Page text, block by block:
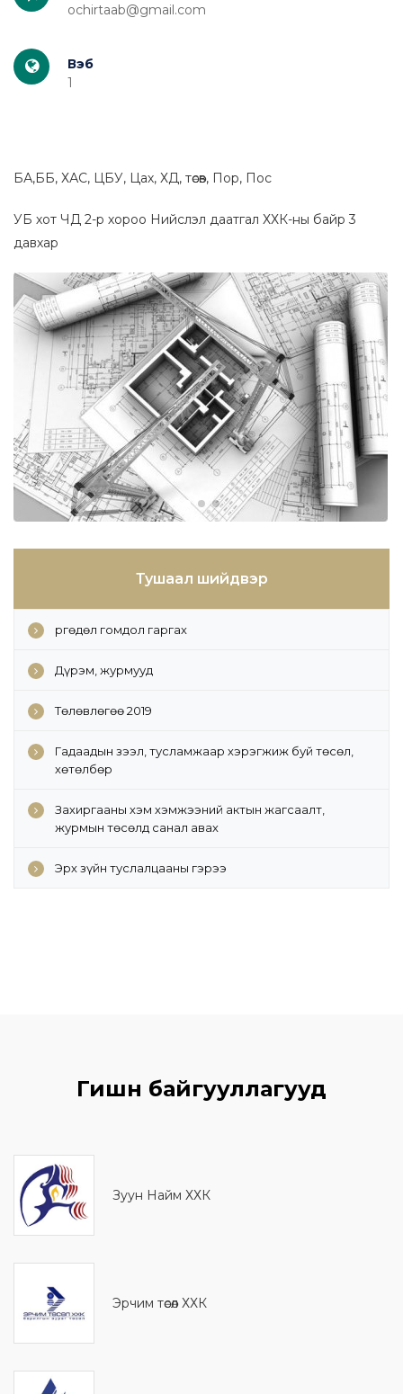
ochirtaab@gmail.com
Вэб
1
БА,ББ, ХАС, ЦБУ, Цах, ХД, төсөв, Пор, Пос
УБ хот ЧД 2-р хороо Нийслэл даатгал ХХК-ны байр 3
давхар
Тушаал шийдвэр
Өргөдөл гомдол гаргах
Дүрэм, журмууд
Төлөвлөгөө 2019
Гадаадын зээл, тусламжаар хэрэгжиж буй төсөл,
хөтөлбөр
Захиргааны хэм хэмжээний актын жагсаалт,
журмын төсөлд санал авах
Эрх зүйн туслалцааны гэрээ
Гишүүн байгууллагууд
Зуун Найм ХХК
Эрчим төсөл ХХК